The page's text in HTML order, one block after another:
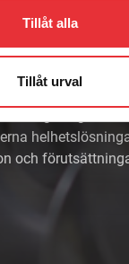
Tillåt alla
Tillåt urval
och